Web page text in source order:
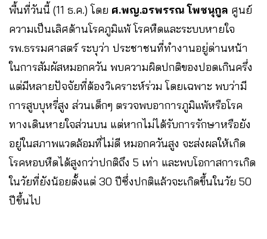
พื้นที่วันนี้ (11 ธ.ค.) โดย ศ.พญ.อรพรรณ โพชนุกูล ศูนย์
ความเป็นเลิศด้านโรคภูมิแพ้ โรคหืดและระบบหายใจ
รพ.ธรรมศาสตร์ ระบุว่า ประชาชนที่ทำงานอยู่ด่านหน้า
ในการสัมผัสหมอกควัน พบความผิดปกติของปอดเกินครึ่ง
แต่มีหลายปัจจัยที่ต้องวิเคราะห์ร่วม โดยเฉพาะ พบว่ามี
การสูบบุหรี่สูง ส่วนเด็กๆ ตรวจพบอาการภูมิแพ้หรือโรค
ทางเดินหายใจส่วนบน แต่หากไม่ได้รับการรักษาหรือยัง
อยู่ในสภาพแวดล้อมที่ไม่ดี หมอกควันสูง จะส่งผลให้เกิด
โรคหอบหืดได้สูงกว่าปกติถึง 5 เท่า และพบโอกาสการเกิด
ในวัยที่ยังน้อยตั้งแต่ 30 ปีซึ่งปกติแล้วจะเกิดขึ้นในวัย 50
ปีขึ้นไป